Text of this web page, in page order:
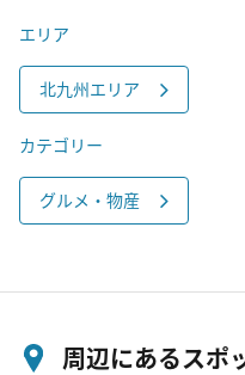
エリア
北九州エリア
カテゴリー
グルメ・物産
周辺にあるスポ